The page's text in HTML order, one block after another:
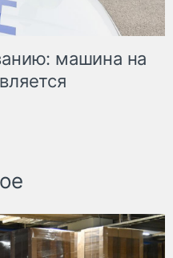
машина на